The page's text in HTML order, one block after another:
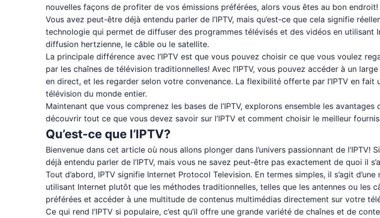
nouvelles façons de profiter de vos émissions préférées, alors vous êtes au bon endroit!
Vous avez peut-être déjà entendu parler de l’IPTV, mais qu’est-ce que cela signifie
technologie qui permet de diffuser des programmes télévisés et des vidéos en
diffusion hertzienne, le câble ou le satellite.
La principale différence avec l’IPTV est que vous pouvez choisir ce que vous voulez
par les chaînes de télévision traditionnelles! Avec l’IPTV, vous pouvez accéder à un
en direct, et les regarder selon votre convenance. La flexibilité offerte par l’IPTV en
télévision du monde entier.
Maintenant que vous comprenez les bases de l’IPTV, explorons ensemble les
découvrir tout ce que vous devez savoir sur l’IPTV et comment choisir le meilleur
Qu’est-ce que l’IPTV?
Bienvenue dans cet article où nous allons plonger dans l’univers passionnant de
déjà entendu parler de l’IPTV, mais vous ne savez peut-être pas exactement de quoi il
Tout d’abord, IPTV signifie Internet Protocol Television. En termes simples, il s’agit
utilisant Internet plutôt que les méthodes traditionnelles, telles que les antennes ou les
préférées et accéder à une multitude de contenus multimédias directement sur votre
Ce qui rend l’IPTV si populaire, c’est qu’il offre une grande variété de chaînes et de